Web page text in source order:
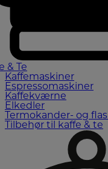
& Te
Kaffemaskiner
Espressomaskiner
Kaffekværne
Elkedler
Termokander- og
Tilbehør til kaffe & te